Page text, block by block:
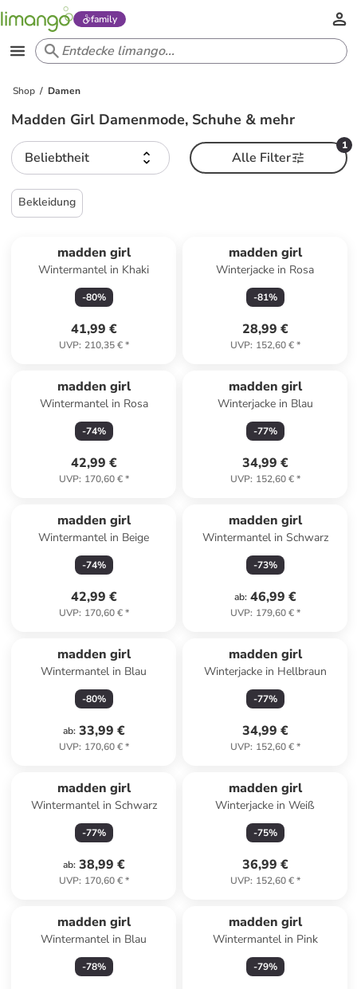
family
Shop Damen
Madden Girl Damenmode, Schuhe & mehr
Beliebtheit
1
Alle Filter
Bekleidung
madden girl
Wintermantel in Khaki
-80%
41,99 €
UVP: 210,35 €*
madden girl
Winterjacke in Rosa
-81%
28,99 €
UVP: 152,60 €*
madden girl
Wintermantel in Rosa
-74%
42,99 €
UVP: 170,60 €*
madden girl
Winterjacke in Blau
-77%
34,99 €
UVP: 152,60 €*
madden girl
Wintermantel in Beige
-74%
42,99 €
UVP: 170,60 €*
madden girl
Wintermantel in Schwarz
-73%
ab: 46,99 €
UVP: 179,60 €*
madden girl
Wintermantel in Blau
-80%
ab: 33,99 €
UVP: 170,60 €*
madden girl
Winterjacke in Hellbraun
-77%
34,99 €
UVP: 152,60 €*
madden girl
Wintermantel in Schwarz
-77%
ab: 38,99 €
UVP: 170,60 €*
madden girl
Winterjacke in Weiß
-75%
36,99 €
UVP: 152,60 €*
madden girl
Wintermantel in Blau
-78%
madden girl
Wintermantel in Pink
-79%